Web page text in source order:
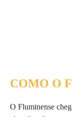
COMO O
O Fluminense